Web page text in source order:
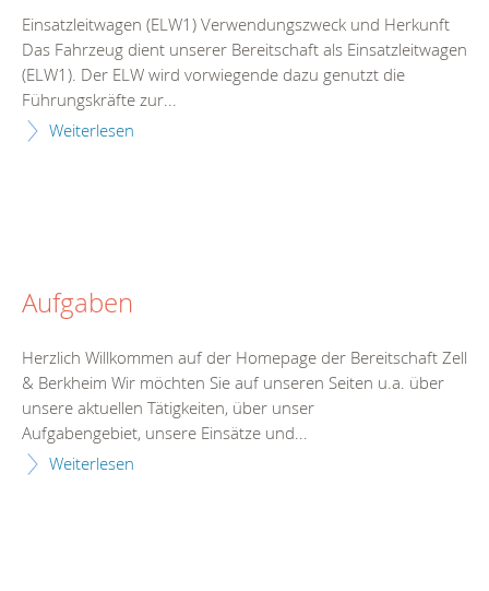
Einsatzleitwagen (ELW1) Verwendungszweck und Herkunft
Das Fahrzeug dient unserer Bereitschaft als Einsatzleitwagen
(ELW1). Der ELW wird vorwiegende dazu genutzt die
Führungskräfte zur...
Weiterlesen
Aufgaben
Herzlich Willkommen auf der Homepage der Bereitschaft Zell
& Berkheim Wir möchten Sie auf unseren Seiten u.a. über
unsere aktuellen Tätigkeiten, über unser
Aufgabengebiet, unsere Einsätze und...
Weiterlesen